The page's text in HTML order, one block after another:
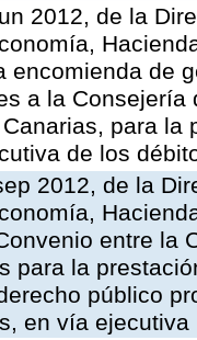
2012, de la
encomienda de
a la
para
de los
2012, de la
entre la
para la
público
en vía ejecutiva